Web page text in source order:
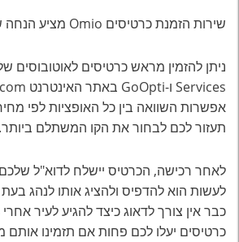
שירות הזמנת כרטיסים Omio מציע הנחה של 5%:
אפשרות השוואה בין כל האופציות לפי
תעזור לכם לבחור את הקו המשתלם ביותר.
לאחר רכישה, הכרטיס יישלח לדוא"ל
לעשות הוא להדפיס ולהציג אותו לנהג
כבר אין צורך לדאוג כיצד להגיע לעיר
כרטיסים יעלו לכם פחות אם תזמינו